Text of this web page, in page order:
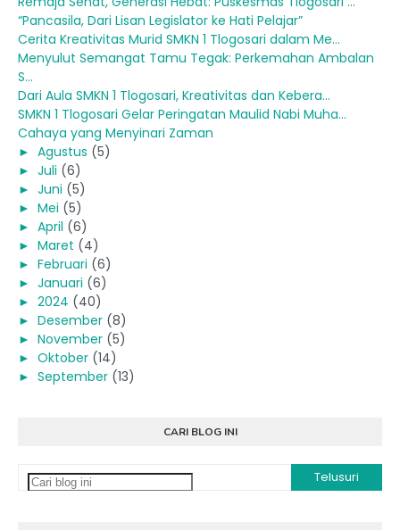
“Pancasila, Dari Lisan Legislator ke Hati Pelajar”
Cerita Kreativitas Murid SMKN 1 Tlogosari dalam Me...
Menyulut Semangat Tamu Tegak: Perkemahan Ambalan
S...
Dari Aula SMKN 1 Tlogosari, Kreativitas dan Kebera...
SMKN 1 Tlogosari Gelar Peringatan Maulid Nabi Muha...
Cahaya yang Menyinari Zaman
► Agustus (5)
► Juli (6)
► Juni (5)
► Mei (5)
► April (6)
► Maret (4)
► Februari (6)
► Januari (6)
► 2024 (40)
► Desember (8)
► November (5)
► Oktober (14)
► September (13)
CARI BLOG INI